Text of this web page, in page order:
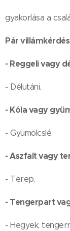
gyakorlása a
Pár
- Reggeli vagy
- Délutáni.
- Kóla vagy
- Gyümölcslé.
- Aszfalt vagy
- Terep.
- Tengerpart
- Hegyek,